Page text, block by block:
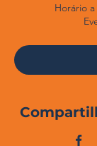
Horário